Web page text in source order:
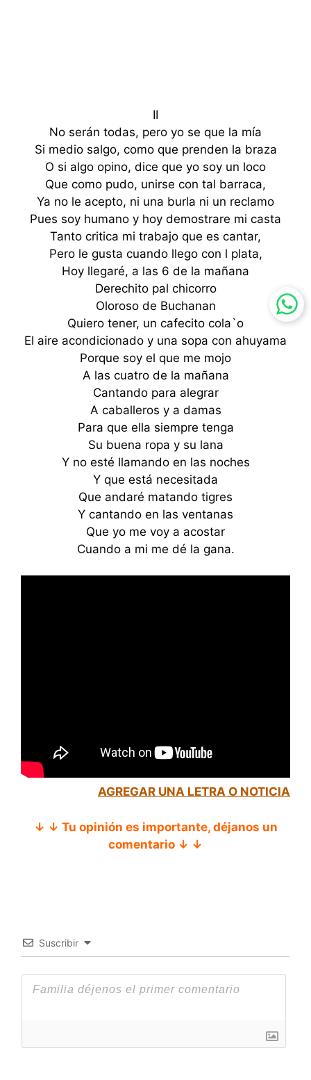
II
No serán todas, pero yo se que la mía
Si medio salgo, como que prenden la braza
O si algo opino, dice que yo soy un loco
Que como pudo, unirse con tal barraca,
Ya no le acepto, ni una burla ni un reclamo
Pues soy humano y hoy demostrare mi casta
Tanto critica mi trabajo que es cantar,
Pero le gusta cuando llego con l plata,
Hoy llegaré, a las 6 de la mañana
Derechito pal chicorro
Oloroso de Buchanan
Quiero tener, un cafecito cola`o
El aire acondicionado y una sopa con ahuyama
Porque soy el que me mojo
A las cuatro de la mañana
Cantando para alegrar
A caballeros y a damas
Para que ella siempre tenga
Su buena ropa y su lana
Y no esté llamando en las noches
Y que está necesitada
Que andaré matando tigres
Y cantando en las ventanas
Que yo me voy a acostar
Cuando a mi me dé la gana.
AGREGAR UNA LETRA O NOTICIA
↓ ↓ Tu opinión es importante, déjanos un
comentario ↓ ↓
Suscribir